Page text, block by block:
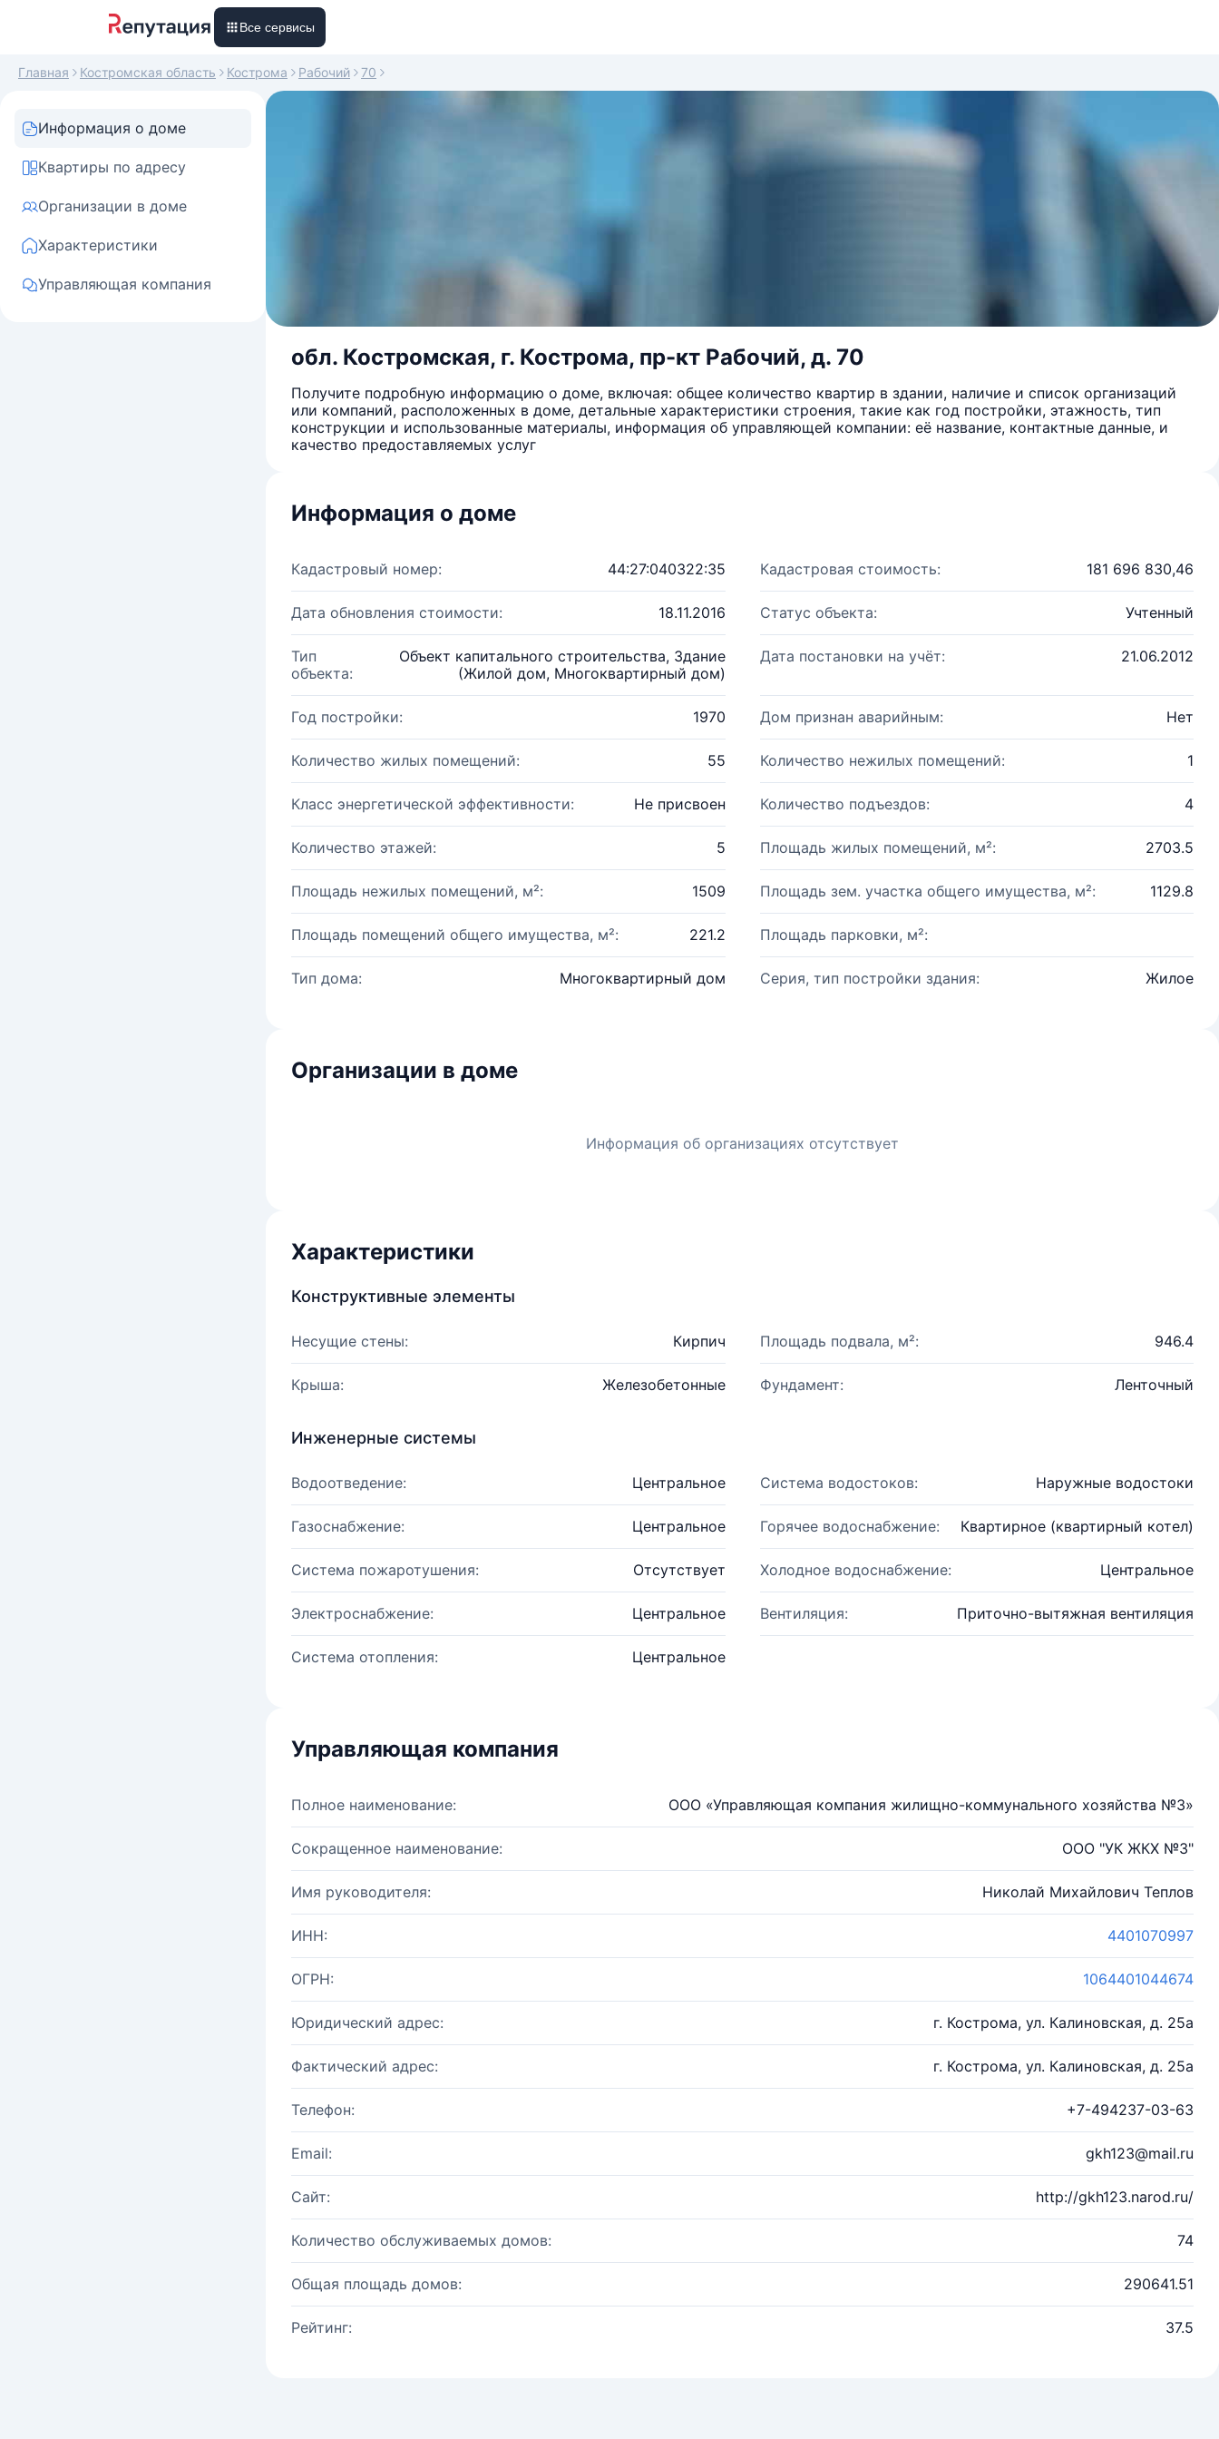
Все сервисы
Главная Костромская область Кострома Рабочий 70
Информация о доме
Квартиры по адресу
Организации в доме
Характеристики
Управляющая компания
обл. Костромская, г. Кострома, пр-кт Рабочий, д. 70
Получите подробную информацию о доме, включая: общее количество квартир в здании, наличие и список организаций
или компаний, расположенных в доме, детальные характеристики строения, такие как год постройки, этажность, тип
конструкции и использованные материалы, информация об управляющей компании: её название, контактные данные, и
качество предоставляемых услуг
Информация о доме
Кадастровый номер: 44:27:040322:35 Кадастровая стоимость: 181 696 830,46
Дата обновления стоимости: 18.11.2016 Статус объекта: Учтенный
Тип
объекта:
Объект капитального строительства, Здание
(Жилой дом, Многоквартирный дом)
Дата постановки на учёт: 21.06.2012
Год постройки: 1970 Дом признан аварийным: Нет
Количество жилых помещений: 55 Количество нежилых помещений: 1
Класс энергетической эффективности: Не присвоен Количество подъездов: 4
Количество этажей: 5 Площадь жилых помещений, м²: 2703.5
Площадь нежилых помещений, м²: 1509 Площадь зем. участка общего имущества, м²: 1129.8
Площадь помещений общего имущества, м²: 221.2 Площадь парковки, м²:
Тип дома: Многоквартирный дом Серия, тип постройки здания: Жилое
Организации в доме
Информация об организациях отсутствует
Характеристики
Конструктивные элементы
Несущие стены: Кирпич Площадь подвала, м²: 946.4
Крыша: Железобетонные Фундамент: Ленточный
Инженерные системы
Водоотведение: Центральное Система водостоков: Наружные водостоки
Газоснабжение: Центральное Горячее водоснабжение: Квартирное (квартирный котел)
Система пожаротушения: Отсутствует Холодное водоснабжение: Центральное
Электроснабжение: Центральное Вентиляция: Приточно-вытяжная вентиляция
Система отопления: Центральное
Управляющая компания
Полное наименование: ООО «Управляющая компания жилищно-коммунального хозяйства №3»
Сокращенное наименование: ООО "УК ЖКХ №3"
Имя руководителя: Николай Михайлович Теплов
ИНН: 4401070997
ОГРН: 1064401044674
Юридический адрес: г. Кострома, ул. Калиновская, д. 25а
Фактический адрес: г. Кострома, ул. Калиновская, д. 25а
Телефон: +7-494237-03-63
Email: gkh123@mail.ru
Сайт: http://gkh123.narod.ru/
Количество обслуживаемых домов: 74
Общая площадь домов: 290641.51
Рейтинг: 37.5